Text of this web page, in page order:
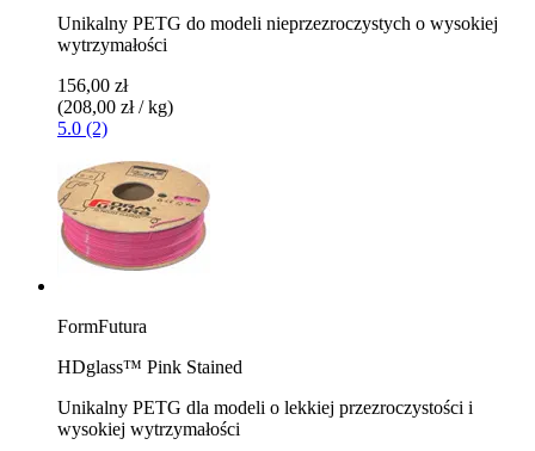
Unikalny PETG do modeli nieprzezroczystych o wysokiej
wytrzymałości
156,00 zł
(208,00 zł / kg)
5.0 (2)
FormFutura
HDglass™ Pink Stained
Unikalny PETG dla modeli o lekkiej przezroczystości i
wysokiej wytrzymałości